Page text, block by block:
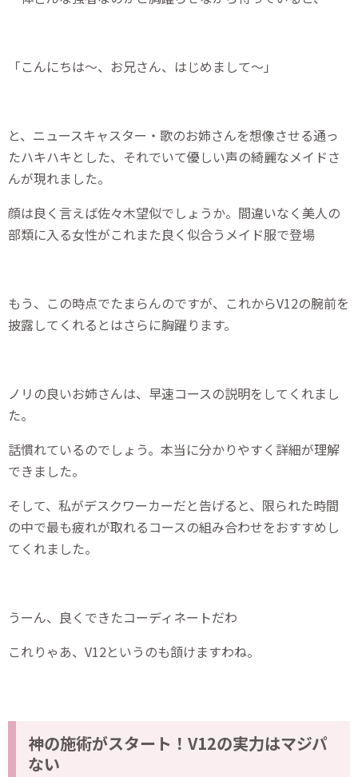
「こんにちは～、お兄さん、はじめまして～」
と、ニュースキャスター・歌のお姉さんを想像させる通っ
たハキハキとした、それでいて優しい声の綺麗なメイドさ
んが現れました。
顔は良く言えば佐々木望似でしょうか。間違いなく美人の
部類に入る女性がこれまた良く似合うメイド服で登場
もう、この時点でたまらんのですが、これからV12の腕前を
披露してくれるとはさらに胸躍ります。
ノリの良いお姉さんは、早速コースの説明をしてくれまし
た。
話慣れているのでしょう。本当に分かりやすく詳細が理解
できました。
そして、私がデスクワーカーだと告げると、限られた時間
の中で最も疲れが取れるコースの組み合わせをおすすめし
てくれました。
うーん、良くできたコーディネートだわ
これりゃあ、V12というのも頷けますわね。
神の施術がスタート！V12の実力はマジパ
ない